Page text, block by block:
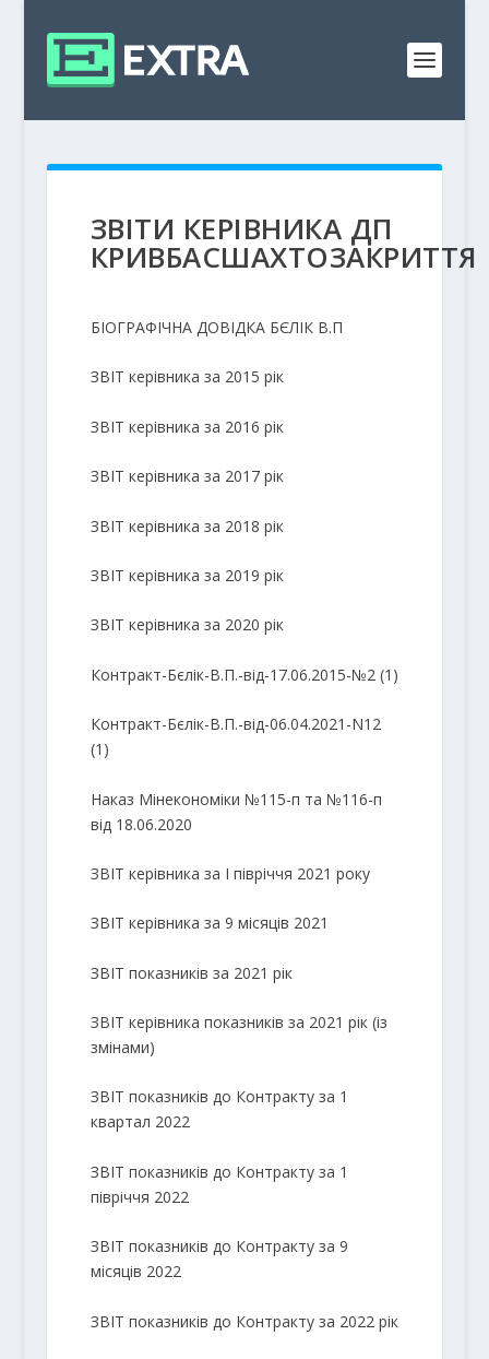
ЗВІТИ КЕРІВНИКА ДП
КРИВБАСШАХТОЗАКРИТТЯ
БІОГРАФІЧНА ДОВІДКА БЄЛІК В.П
ЗВІТ керівника за 2015 рік
ЗВІТ керівника за 2016 рік
ЗВІТ керівника за 2017 рік
ЗВІТ керівника за 2018 рік
ЗВІТ керівника за 2019 рік
ЗВІТ керівника за 2020 рік
Контракт-Бєлік-В.П.-від-17.06.2015-№2 (1)
Контракт-Бєлік-В.П.-від-06.04.2021-N12
(1)
Наказ Мінекономіки №115-п та №116-п
від 18.06.2020
ЗВІТ керівника за І півріччя 2021 року
ЗВІТ керівника за 9 місяців 2021
ЗВІТ показників за 2021 рік
ЗВІТ керівника показників за 2021 рік (із
змінами)
ЗВІТ показників до Контракту за 1
квартал 2022
ЗВІТ показників до Контракту за 1
півріччя 2022
ЗВІТ показників до Контракту за 9
місяців 2022
ЗВІТ показників до Контракту за 2022 рік